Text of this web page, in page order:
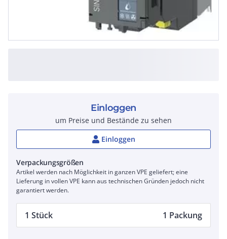
Einloggen
um Preise und Bestände zu sehen
Einloggen
Verpackungsgrößen
Artikel werden nach Möglichkeit in ganzen VPE geliefert; eine
Lieferung in vollen VPE kann aus technischen Gründen jedoch nicht
garantiert werden.
1 Stück 1 Packung